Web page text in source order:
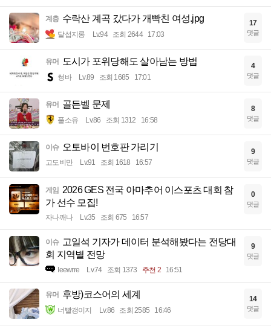
계층 수락산 계곡 갔다가 개빡친 여성.jpg
달섭지롱 Lv.94 조회 2644 17:03
17
댓글
유머 도시가 포위당해도 살아남는 방법
썽바 Lv.89 조회 1685 17:01
4
댓글
유머 골든벨 문제
풀소유 Lv.86 조회 1312 16:58
8
댓글
이슈 오토바이 번호판 가리기
고도비만 Lv.91 조회 1618 16:57
9
댓글
게임 2026 GES 전국 아마추어 이스포츠 대회 참
가 선수 모집!
자나깨나 Lv.35 조회 675 16:57
0
댓글
이슈 고일석 기자가 데이터 분석해봤다는 전당대
회 지역별 전망
Ieewrre Lv.74 조회 1373 추천 2 16:51
9
댓글
유머 후방)코스어의 세계
너빨갱이지 Lv.86 조회 2585 16:46
14
댓글